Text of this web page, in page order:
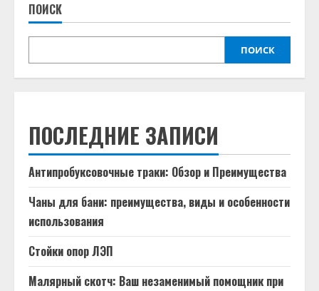
ПОИСК
ПОИСК
ПОСЛЕДНИЕ ЗАПИСИ
Антипробуксовочные траки: Обзор и Преимущества
Чаны для бани: преимущества, виды и особенности
использования
Стойки опор ЛЭП
Малярный скотч: Ваш незаменимый помощник при